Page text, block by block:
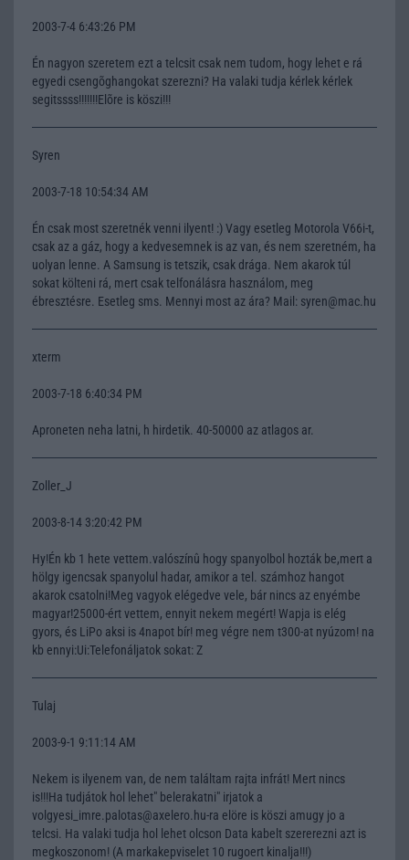
2003-7-4 6:43:26 PM
Én nagyon szeretem ezt a telcsit csak nem tudom, hogy lehet e rá
egyedi csengõghangokat szerezni? Ha valaki tudja kérlek kérlek
segitssss!!!!!!!Elõre is köszi!!!
Syren
2003-7-18 10:54:34 AM
Én csak most szeretnék venni ilyent! :) Vagy esetleg Motorola V66i-t,
csak az a gáz, hogy a kedvesemnek is az van, és nem szeretném, ha
uolyan lenne. A Samsung is tetszik, csak drága. Nem akarok túl
sokat költeni rá, mert csak telfonálásra használom, meg
ébresztésre. Esetleg sms. Mennyi most az ára? Mail: syren@mac.hu
xterm
2003-7-18 6:40:34 PM
Aproneten neha latni, h hirdetik. 40-50000 az atlagos ar.
Zoller_J
2003-8-14 3:20:42 PM
Hy!Én kb 1 hete vettem.valószínû hogy spanyolbol hozták be,mert a
hölgy igencsak spanyolul hadar, amikor a tel. számhoz hangot
akarok csatolni!Meg vagyok elégedve vele, bár nincs az enyémbe
magyar!25000-ért vettem, ennyit nekem megért! Wapja is elég
gyors, és LiPo aksi is 4napot bír! meg végre nem t300-at nyúzom! na
kb ennyi:Ui:Telefonáljatok sokat: Z
Tulaj
2003-9-1 9:11:14 AM
Nekem is ilyenem van, de nem találtam rajta infrát! Mert nincs
is!!!Ha tudjátok hol lehet" belerakatni" irjatok a
volgyesi_imre.palotas@axelero.hu-ra elöre is köszi amugy jo a
telcsi. Ha valaki tudja hol lehet olcson Data kabelt szererezni azt is
megkoszonom! (A markakepviselet 10 rugoert kinalja!!!)